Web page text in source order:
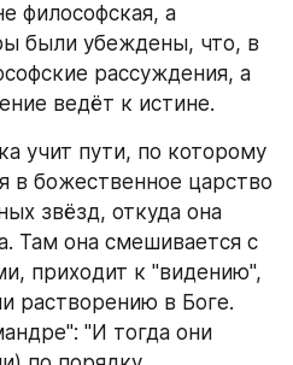
философская, а
были убеждены, что, в
рассуждения, а
ведёт к истине.
учит пути, по которому
в божественное царство
звёзд, откуда она
Там она смешивается с
приходит к "видению",
растворению в Боге.
"И тогда они